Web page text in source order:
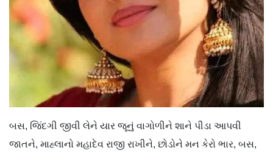
બસ, જિંદગી જીવી લેને યાર જૂનું વાગોળીને શાને પીડા આપવી
જાતને, માહ્લાનો મહાદેવ રાજી રાખીને, છોડોને મન કેરો ભાર, બસ,